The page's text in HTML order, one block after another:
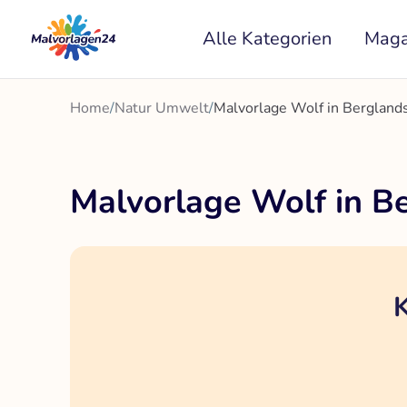
Inhalt
springen
Alle Kategorien
Home/Natur Umwelt/Malvorlage Wolf in
Malvorlage Wolf in